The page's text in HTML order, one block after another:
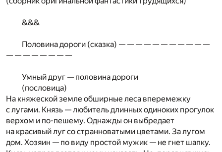
&&&
Половина дороги (сказка) — — — — — — — — — — —
— — — — — — — —
Умный друг — половина дороги
(пословица)
На княжеской земле обширные леса вперемежку
с лугами. Князь — любитель длинных одиноких прогулок
верхом и по-пешему. Однажды он выбредает
на красивый луг со странноватыми цветами. За лугом
дом. Хозяин — по виду простой мужик — не гнет шапку.